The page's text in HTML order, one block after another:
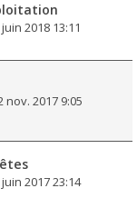
2018 13:11
nov. 2017 9:05
juin 2017 23:14